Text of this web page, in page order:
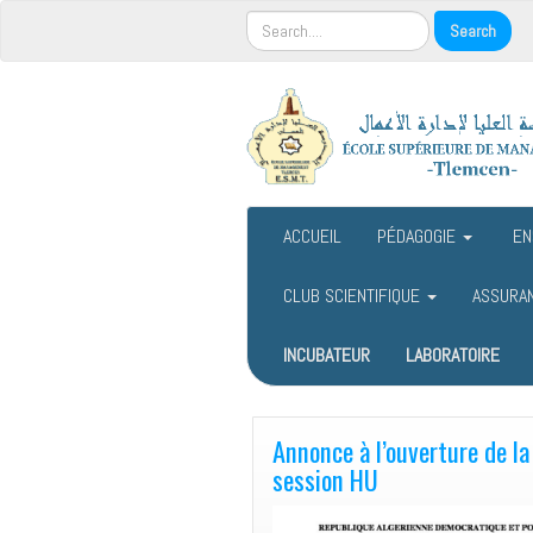
ACCUEIL PÉDAGOGIE
CLUB SCIENTIFIQUE
INCUBATEUR LABORATOIRE
Annonce à l’ouverture de
session HU